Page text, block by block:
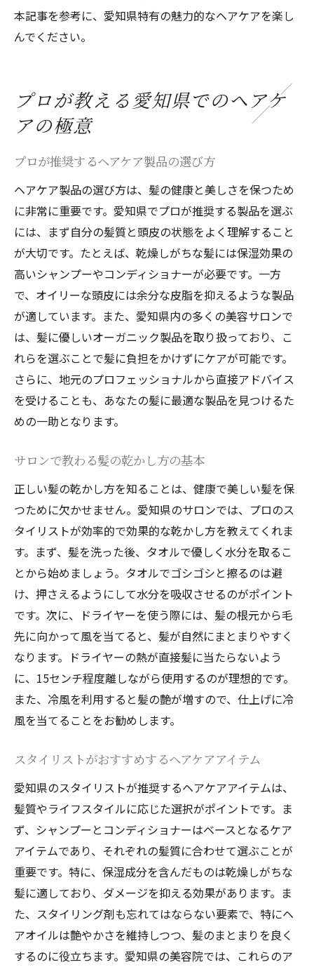
本記事を参考に、愛知県特有の魅力的なヘアケアを楽し
んでください。
プロが教える愛知県でのヘアケ
アの極意
プロが推奨するヘアケア製品の選び方
ヘアケア製品の選び方は、髪の健康と美しさを保つため
に非常に重要です。愛知県でプロが推奨する製品を選ぶ
には、まず自分の髪質と頭皮の状態をよく理解すること
が大切です。たとえば、乾燥しがちな髪には保湿効果の
高いシャンプーやコンディショナーが必要です。一方
で、オイリーな頭皮には余分な皮脂を抑えるような製品
が適しています。また、愛知県内の多くの美容サロンで
は、髪に優しいオーガニック製品を取り扱っており、こ
れらを選ぶことで髪に負担をかけずにケアが可能です。
さらに、地元のプロフェッショナルから直接アドバイス
を受けることも、あなたの髪に最適な製品を見つけるた
めの一助となります。
サロンで教わる髪の乾かし方の基本
正しい髪の乾かし方を知ることは、健康で美しい髪を保
つために欠かせません。愛知県のサロンでは、プロのス
タイリストが効率的で効果的な乾かし方を教えてくれま
す。まず、髪を洗った後、タオルで優しく水分を取るこ
とから始めましょう。タオルでゴシゴシと擦るのは避
け、押さえるようにして水分を吸収させるのがポイント
です。次に、ドライヤーを使う際には、髪の根元から毛
先に向かって風を当てると、髪が自然にまとまりやすく
なります。ドライヤーの熱が直接髪に当たらないよう
に、15センチ程度離しながら使用するのが理想的です。
また、冷風を利用すると髪の艶が増すので、仕上げに冷
風を当てることをお勧めします。
スタイリストがおすすめするヘアケアアイテム
愛知県のスタイリストが推奨するヘアケアアイテムは、
髪質やライフスタイルに応じた選択がポイントです。ま
ず、シャンプーとコンディショナーはベースとなるケア
アイテムであり、それぞれの髪質に合わせて選ぶことが
重要です。特に、保湿成分を含んだものは乾燥しがちな
髪に適しており、ダメージを抑える効果があります。ま
た、スタイリング剤も忘れてはならない要素で、特にヘ
アオイルは艶やかさを維持しつつ、髪のまとまりを良く
するのに役立ちます。愛知県の美容院では、これらのア